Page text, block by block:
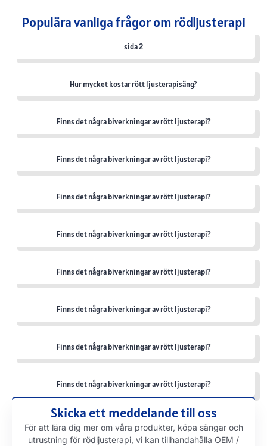
Populära vanliga frågor om rödljusterapi
sida 2
Hur mycket kostar rött ljusterapisäng?
Finns det några biverkningar av rött ljusterapi?
Finns det några biverkningar av rött ljusterapi?
Finns det några biverkningar av rött ljusterapi?
Finns det några biverkningar av rött ljusterapi?
Finns det några biverkningar av rött ljusterapi?
Finns det några biverkningar av rött ljusterapi?
Finns det några biverkningar av rött ljusterapi?
Finns det några biverkningar av rött ljusterapi?
Skicka ett meddelande till oss
För att lära dig mer om våra produkter, köpa sängar och
utrustning för rödljusterapi, vi kan tillhandahålla OEM /